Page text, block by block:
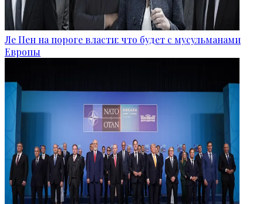
Ле Пен на пороге власти: что будет с мусульманами
Европы